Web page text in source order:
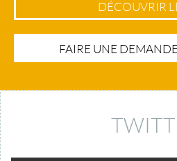
DÉCOUVRIR
FAIRE UNE